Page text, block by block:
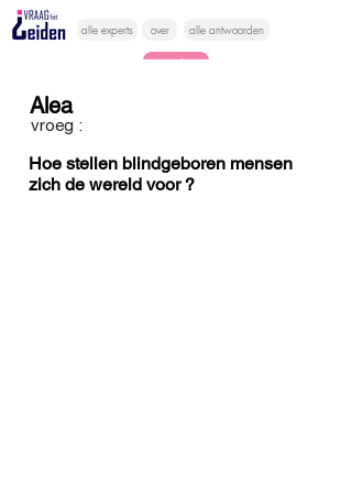
alle experts over alle antwoorden
vragen lessen
Alea
vroeg :
Hoe stellen blindgeboren mensen
zich de wereld voor ?